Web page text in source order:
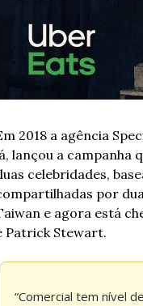
2018 a agência
lançou a campanha
celebridades,
por
e agora está
Patrick Stewart.
“Comercial tem nível